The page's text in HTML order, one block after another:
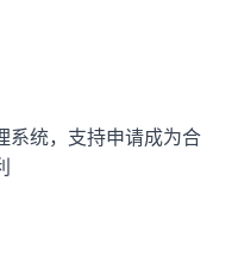
系统，支持申请成为合